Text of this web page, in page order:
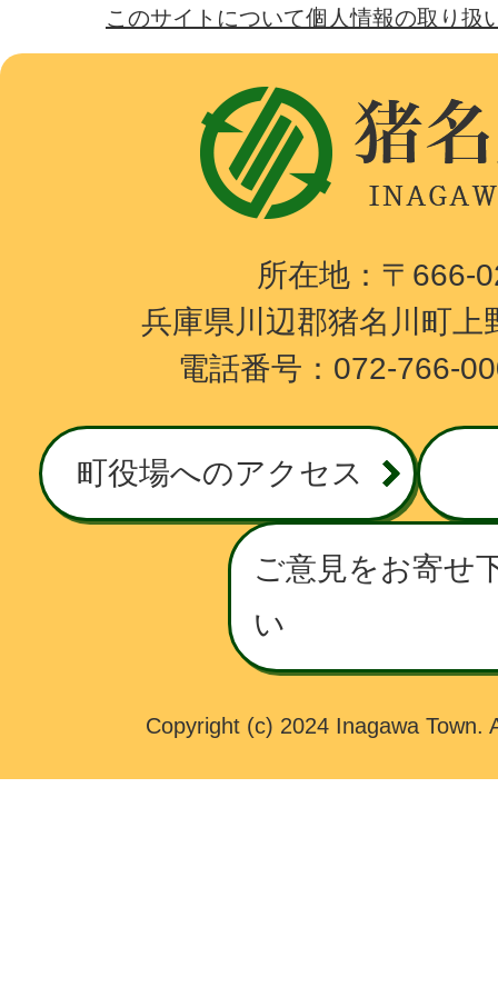
このサイトについて個人情報の取り扱
猪
名
川
N
A
G
A
T
所在地：〒
兵庫県川辺郡猪名川町上
電話番号：072-766-
町役場へのアクセス
ご意見をお寄せ
い
Copyright (c) 2024 Inagawa Town.